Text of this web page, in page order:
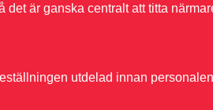
det är ganska centralt att titta
utdelad innan